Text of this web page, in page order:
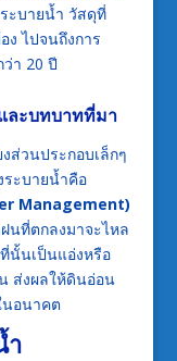
ะบายน้ำ วัสดุที่
ไปจนถึงการ
า 20 ปี
ละบทบาทที่มา
ส่วนประกอบเล็กๆ
ระบายน้ำคือ
Management)
นที่ตกลงมาจะไหล
นั้นเป็นแอ่งหรือ
ส่งผลให้ดินอ่อน
อนาคต
ำ